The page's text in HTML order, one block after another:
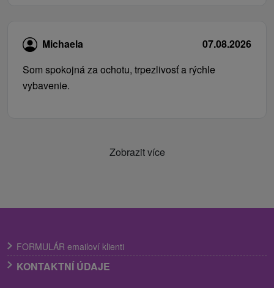
Michaela
07.08.2026
Som spokojná za ochotu, trpezlivosť a rýchle
vybavenie.
Zobrazit více
FORMULÁR emailoví klienti
KONTAKTNÍ ÚDAJE